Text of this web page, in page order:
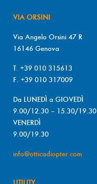
VIA ORSINI
Via Angelo Orsini 47 R
16146 Genova
T. +39 010 315613
F. +39 010 317009
Da LUNEDÌ a GIOVEDÌ
9.00/12.30 – 15.30/19.30
VENERDÌ
9.00/19.30
info@otticadiopter.com